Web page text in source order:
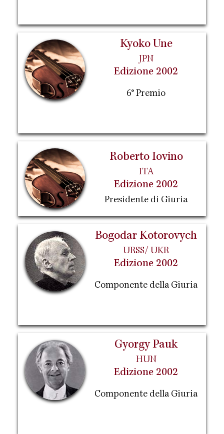
Kyoko Une
JPN
Edizione 2002
6° Premio
Roberto Iovino
ITA
Edizione 2002
Presidente di Giuria
Bogodar Kotorovych
URSS/ UKR
Edizione 2002
Componente della Giuria
Gyorgy Pauk
HUN
Edizione 2002
Componente della Giuria